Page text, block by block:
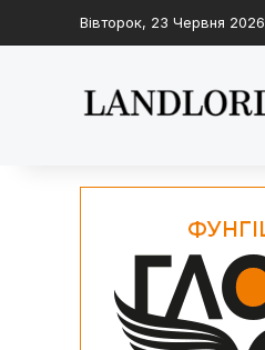
Вівторок, 23 Червня 2026